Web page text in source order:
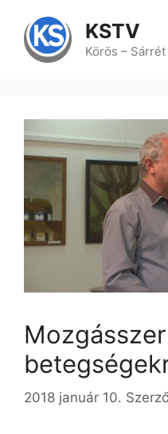
tartalomba
KSTV
Körös –
2018 január 10.